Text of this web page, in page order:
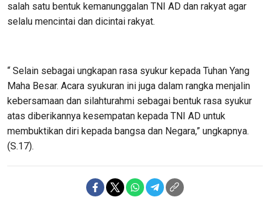
salah satu bentuk kemanunggalan TNI AD dan rakyat agar
selalu mencintai dan dicintai rakyat.
“ Selain sebagai ungkapan rasa syukur kepada Tuhan Yang
Maha Besar. Acara syukuran ini juga dalam rangka menjalin
kebersamaan dan silahturahmi sebagai bentuk rasa syukur
atas diberikannya kesempatan kepada TNI AD untuk
membuktikan diri kepada bangsa dan Negara,” ungkapnya.
(S.17).